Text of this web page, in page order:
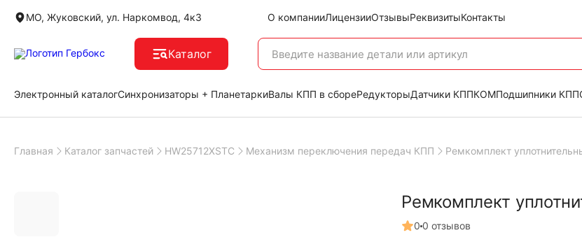
МО, Жуковский, ул. Наркомвод, 4к3 О компанииЛицензииОтзывыРеквизитыКонтакты
Каталог
Электронный каталогСинхронизаторы + ПланетаркиВалы КПП в сбореРедукторыДатчики КППКОМПодшипники КПП
Главная Каталог запчастей HW25712XSTC Механизм переключения передач КПП Ремкомплект
Ремкомплект
0 0 отзывов